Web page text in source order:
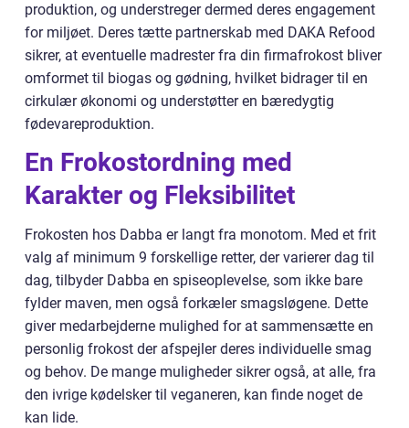
produktion, og understreger dermed deres engagement
for miljøet. Deres tætte partnerskab med DAKA Refood
sikrer, at eventuelle madrester fra din firmafrokost bliver
omformet til biogas og gødning, hvilket bidrager til en
cirkulær økonomi og understøtter en bæredygtig
fødevareproduktion.
En Frokostordning med
Karakter og Fleksibilitet
Frokosten hos Dabba er langt fra monotom. Med et frit
valg af minimum 9 forskellige retter, der varierer dag til
dag, tilbyder Dabba en spiseoplevelse, som ikke bare
fylder maven, men også forkæler smagsløgene. Dette
giver medarbejderne mulighed for at sammensætte en
personlig frokost der afspejler deres individuelle smag
og behov. De mange muligheder sikrer også, at alle, fra
den ivrige kødelsker til veganeren, kan finde noget de
kan lide.